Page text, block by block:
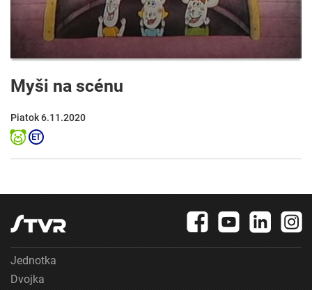
Myši na scénu
Piatok 6.11.2020
Jednotka
Dvojka